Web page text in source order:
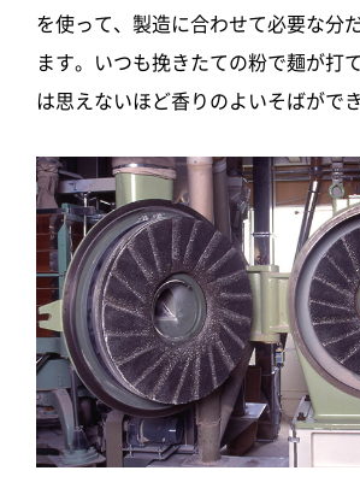
を使って、製造に合わせて必要な分
ます。いつも挽きたての粉で麺が打
は思えないほど香りのよいそばがで